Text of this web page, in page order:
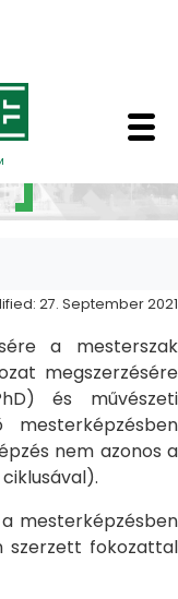
-
27. September 2021
a mesterszak
megszerzésére
és művészeti
mesterképzésben
nem azonos a
mesterképzésben
szerzett fokozattal